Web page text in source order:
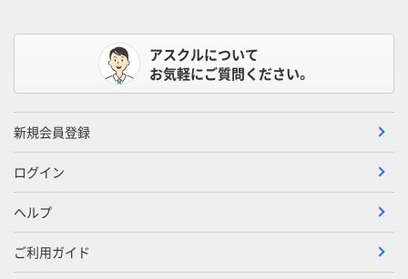
アスクルについて
お気軽にご質問ください。
新規会員登録
ログイン
ヘルプ
ご利用ガイド